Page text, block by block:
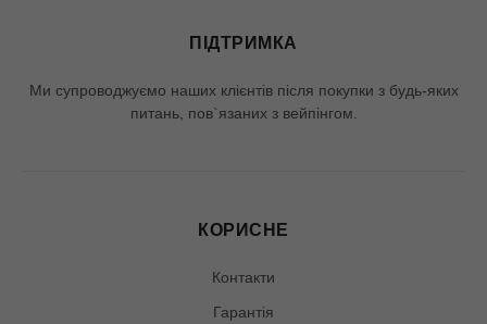
ПІДТРИМКА
Ми супроводжуємо наших клієнтів після покупки з будь-яких
питань, пов`язаних з вейпінгом.
КОРИСНЕ
Контакти
Гарантія